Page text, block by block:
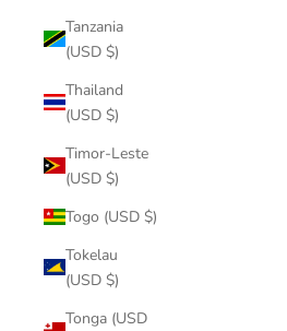
Tanzania
(USD $)
Thailand
(USD $)
Timor-Leste
(USD $)
Togo (USD $)
Tokelau
(USD $)
Tonga (USD